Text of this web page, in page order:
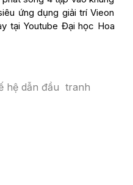
ứng dụng giải trí Vieon
tại Youtube Đại học Hoa
hệ dẫn đầu tranh